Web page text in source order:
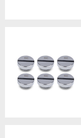
Articles en